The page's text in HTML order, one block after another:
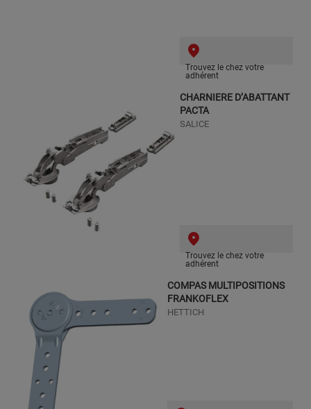
Trouvez le chez votre
adhérent
CHARNIERE D’ABATTANT
PACTA
SALICE
Trouvez le chez votre
adhérent
COMPAS MULTIPOSITIONS
FRANKOFLEX
HETTICH